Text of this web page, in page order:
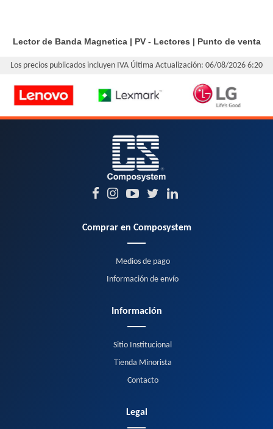
Lector de Banda Magnetica| PV - Lectores | Punto de venta
Los precios publicados incluyen IVA Última Actualización: 06/08/2026 6:20
Comprar en Composystem
Medios de pago
Información de envío
Información
Sitio Institucional
Tienda Minorista
Contacto
Legal